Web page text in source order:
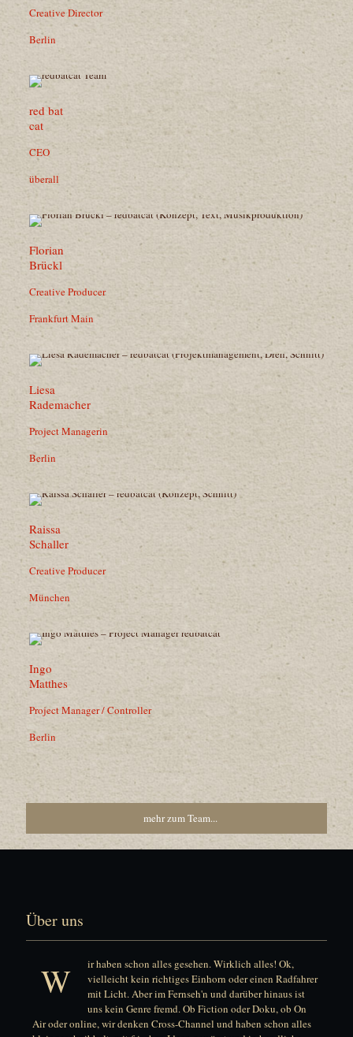
Creative Director
Berlin
red bat
cat
CEO
überall
Florian
Brückl
Creative Producer
Frankfurt Main
Liesa
Rademacher
Project Managerin
Berlin
Raissa
Schaller
Creative Producer
München
Ingo
Matthes
Project Manager / Controller
Berlin
mehr zum Team...
Über uns
W
ir haben schon alles gesehen. Wirklich alles! Ok,
vielleicht kein richtiges Einhorn oder einen Radfahrer
mit Licht. Aber im Fernseh'n und darüber hinaus ist
uns kein Genre fremd. Ob Fiction oder Doku, ob On
Air oder online, wir denken Cross-Channel und haben schon alles